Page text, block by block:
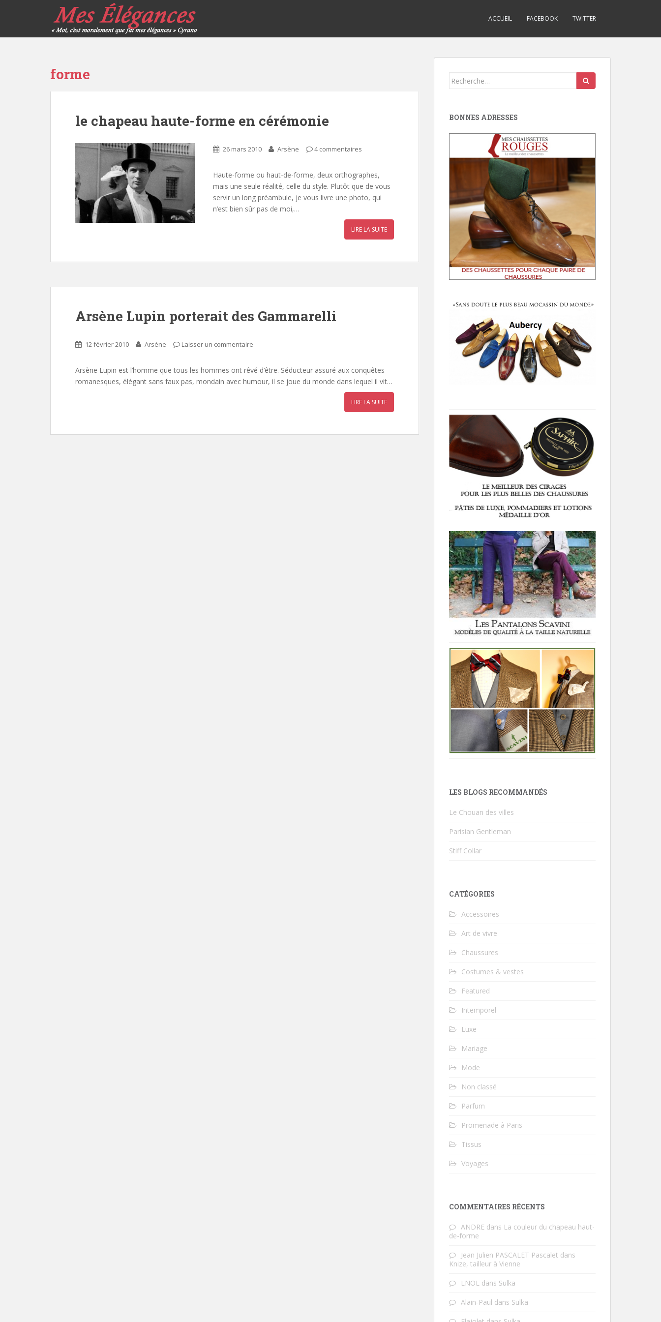
ACCUEIL FACEBOOK TWITTER
forme
le chapeau haute-forme en cérémonie
26 mars 2010 Arsène 4 commentaires
Haute-forme ou haut-de-forme, deux orthographes,
mais une seule réalité, celle du style. Plutôt que de vous
servir un long préambule, je vous livre une photo, qui
n’est bien sûr pas de moi,…
LIRE LA SUITE
Arsène Lupin porterait des Gammarelli
12 février 2010 Arsène Laisser un commentaire
Arsène Lupin est l’homme que tous les hommes ont rêvé d’être. Séducteur assuré aux conquêtes
romanesques, élégant sans faux pas, mondain avec humour, il se joue du monde dans lequel il vit…
LIRE LA SUITE
Search
BONNES ADRESSES
LES BLOGS RECOMMANDÉS
Le Chouan des villes
Parisian Gentleman
Stiff Collar
CATÉGORIES
Accessoires
Art de vivre
Chaussures
Costumes & vestes
Featured
Intemporel
Luxe
Mariage
Mode
Non classé
Parfum
Promenade à Paris
Tissus
Voyages
COMMENTAIRES RÉCENTS
ANDRE dans La couleur du chapeau haut-
de-forme
Jean Julien PASCALET Pascalet dans
Knize, tailleur à Vienne
LNOL dans Sulka
Alain-Paul dans Sulka